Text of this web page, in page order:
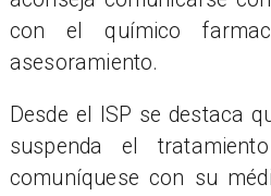
con el químico
asesoramiento.
Desde el ISP se destaca
suspenda el
comuníquese con su